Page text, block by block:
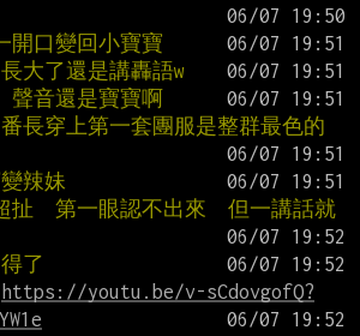
開口變回小寶寶
大了還是講轟語w
聲音還是寶寶啊
長穿上第一套團服是整群最色的
辣妹
扯  第一眼認不出來  但一講話就
了
https://youtu.be/v-sCdovgofQ?